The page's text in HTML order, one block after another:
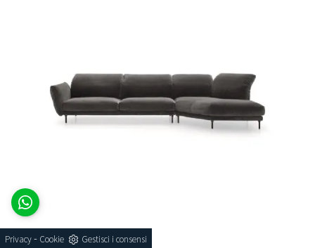
Privacy- Cookie Gestisci i consensi